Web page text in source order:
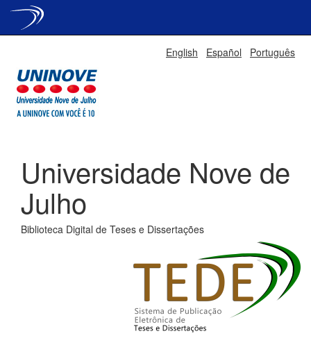
English Español Português
Universidade Nove de
Julho
Biblioteca Digital de Teses e Dissertações